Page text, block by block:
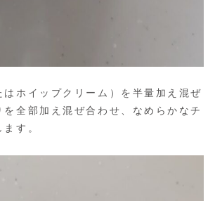
はホイップクリーム） を半量加え混ぜ
全部加え混ぜ合わせ、なめらかなチ
す。